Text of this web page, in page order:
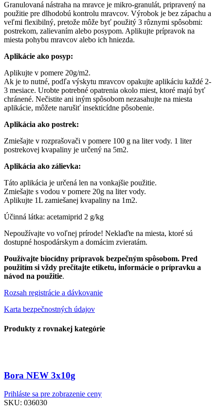
Granulovaná nástraha na mravce je mikro-granulát, pripravený na
použitie pre dlhodobú kontrolu mravcov. Výrobok je bez zápachu a
veľmi flexibilný, pretože môže byť použitý 3 rôznymi spôsobmi:
postrekom, zalievaním alebo posypom. Aplikujte prípravok na
miesta pohybu mravcov alebo ich hniezda.
Aplikácie ako posyp:
Aplikujte v pomere 20g/m2.
Ak je to nutné, podľa výskytu mravcov opakujte aplikáciu každé 2-
3 mesiace. Urobte potrebné opatrenia okolo miest, ktoré majú byť
chránené. Nečistite ani iným spôsobom nezasahujte na miesta
aplikácie, môžete narušiť insekticídne pôsobenie.
Aplikácia ako postrek:
Zmiešajte v rozprašovači v pomere 100 g na liter vody. 1 liter
postrekovej kvapaliny je určený na 5m2.
Aplikácia ako zálievka:
Táto aplikácia je určená len na vonkajšie použitie.
Zmiešajte s vodou v pomere 20g na liter vody.
Aplikujte 1L zamiešanej kvapaliny na 1m2.
Účinná látka: acetamiprid 2 g/kg
Nepoužívajte vo voľnej prírode! Neklaďte na miesta, ktoré sú
dostupné hospodárskym a domácim zvieratám.
Používajte biocídny prípravok bezpečným spôsobom. Pred
použitím si vždy prečítajte etiketu, informácie o prípravku a
návod na použitie.
Rozsah registrácie a dávkovanie
Karta bezpečnostných údajov
Produkty z rovnakej kategórie
Bora NEW 3x10g
Prihláste sa pre zobrazenie ceny
SKU: 036030